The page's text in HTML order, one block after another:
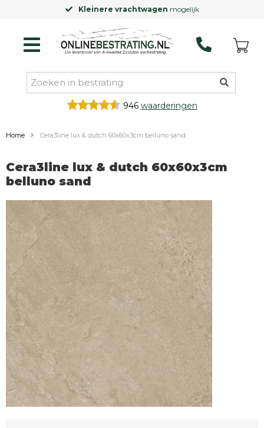
Kleinere vrachtwagen mogelijk
946 waarderingen
Home Cera3line lux & dutch 60x60x3cm belluno sand
Cera3line lux & dutch 60x60x3cm
belluno sand